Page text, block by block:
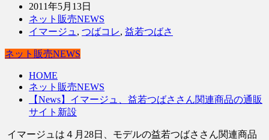
2011年5月13日
ネット販売NEWS
イマージュ , つばコレ, 益若つばさ
ネット販売NEWS
HOME
ネット販売NEWS
【News】イマージュ、益若つばささん関連商品の通販
サイト新設
イマージュは４月28日、モデルの益若つばささん関連商品